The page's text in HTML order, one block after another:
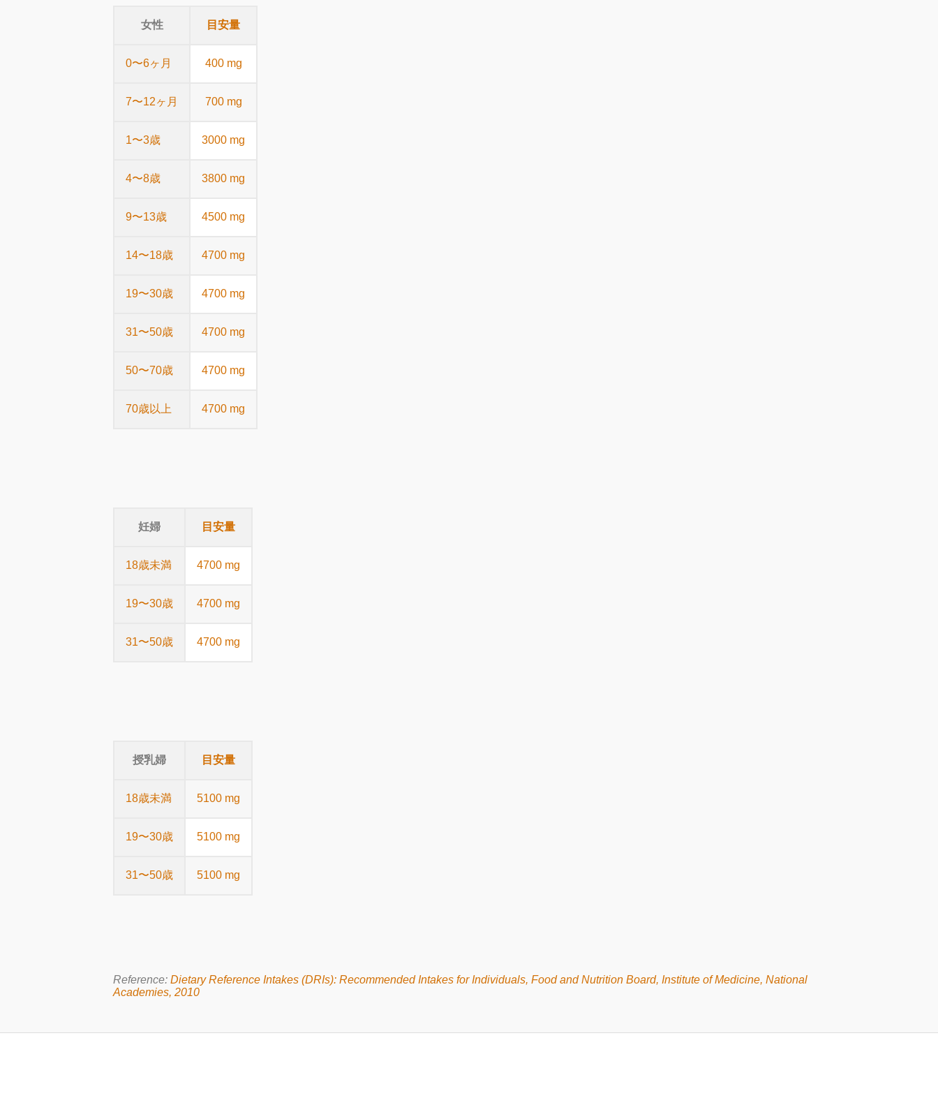
女性 目安量
0〜6ヶ月 400 mg
7〜12ヶ月 700 mg
1〜3歳 3000 mg
4〜8歳 3800 mg
9〜13歳 4500 mg
14〜18歳 4700 mg
19〜30歳 4700 mg
31〜50歳 4700 mg
50〜70歳 4700 mg
70歳以上 4700 mg
妊婦 目安量
18歳未満 4700 mg
19〜30歳 4700 mg
31〜50歳 4700 mg
授乳婦 目安量
18歳未満 5100 mg
19〜30歳 5100 mg
31〜50歳 5100 mg
Reference: Dietary Reference Intakes (DRIs): Recommended Intakes for Individuals, Food and Nutrition Board, Institute of Medicine, National
Academies, 2010